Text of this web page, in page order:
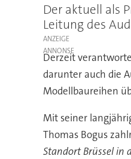
Der aktuell als
Leitung des
ANZEIGE
Derzeit
darunter auch die
Modellbaureihen
Mit seiner
Thomas Bogus
Standort Brüssel in